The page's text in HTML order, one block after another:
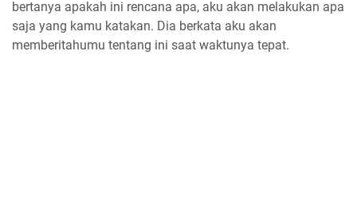
bertanya apakah ini rencana apa, aku akan melakukan apa
saja yang kamu katakan. Dia berkata aku akan
memberitahumu tentang ini saat waktunya tepat.